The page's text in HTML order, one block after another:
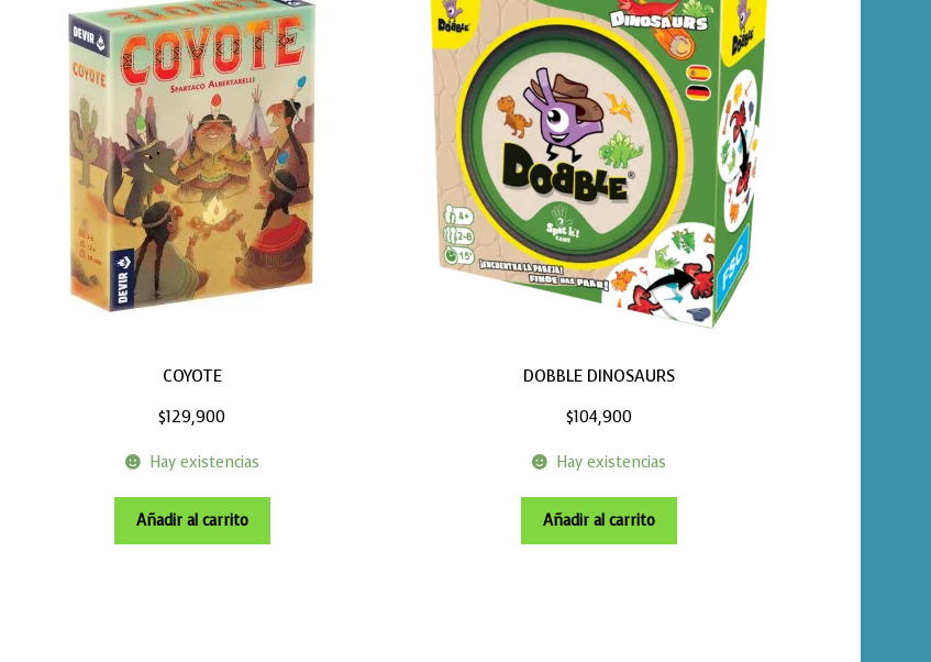
COYOTE
$129,900
Hay existencias
Añadir al carrito
DOBBLE DINOSAURS
$104,900
Hay existencias
Añadir al carrito